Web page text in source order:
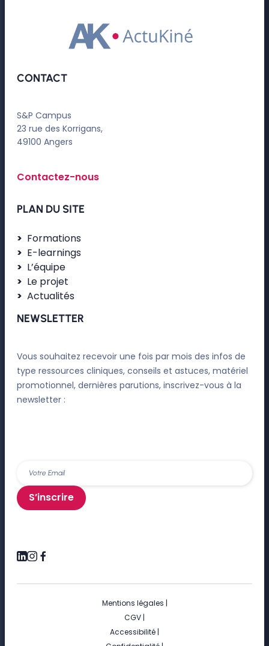
CONTACT
S&P Campus
23 rue des Korrigans,
49100 Angers
Contactez-nous
PLAN DU SITE
Formations
E-learnings
L’équipe
Le projet
Actualités
NEWSLETTER
Vous souhaitez recevoir une fois par mois des infos de
type ressources cliniques, conseils et astuces, matériel
promotionnel, dernières parutions, inscrivez-vous à la
newsletter :
S’inscrire
Mentions légales |
CGV |
Accessibilité |